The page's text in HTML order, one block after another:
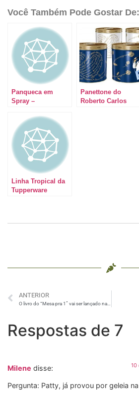
Você Também Pode Gostar De:
Panqueca em
Spray –
Panettone do
Roberto Carlos
Linha Tropical da
Tupperware
ANTERIOR
Respostas de 7
Milene disse: 10
Pergunta: Patty, já provou por geleia